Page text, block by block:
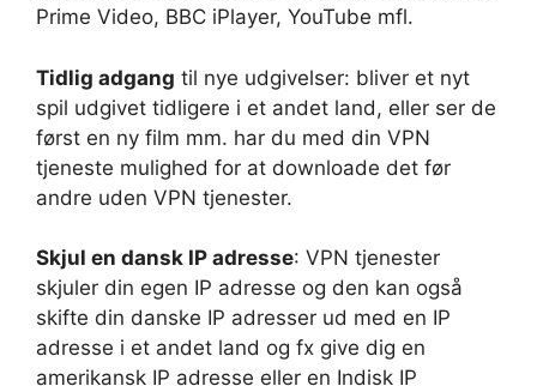
Prime Video, BBC iPlayer, YouTube mfl.
Tidlig adgang til nye udgivelser: bliver et nyt
spil udgivet tidligere i et andet land, eller ser de
først en ny film mm. har du med din VPN
tjeneste mulighed for at downloade det før
andre uden VPN tjenester.
Skjul en dansk IP adresse: VPN tjenester
skjuler din egen IP adresse og den kan også
skifte din danske IP adresser ud med en IP
adresse i et andet land og fx give dig en
amerikansk IP adresse eller en Indisk IP